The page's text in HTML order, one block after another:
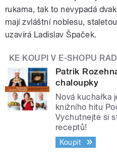
rukama, tak to nevypadá
mají zvláštní noblesu,
uzavírá Ladislav Špaček.
KE KOUPI V E-SHOPU
Patrik
chaloupky
Nová kuchařka
knižního hitu
Vychutnejte si
receptů!
Koupit